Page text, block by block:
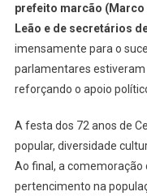
prefeito marcão
Leão e de secretários
imensamente para o
parlamentares
reforçando o apoio
A festa dos 72 anos de
popular, diversidade
Ao final, a comemoração
pertencimento na